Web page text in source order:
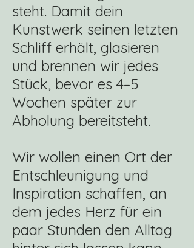
steht. Damit dein
Kunstwerk seinen letzten
Schliff erhält, glasieren
und brennen wir jedes
Stück, bevor es 4–5
Wochen später zur
Abholung bereitsteht.
Wir wollen einen Ort der
Entschleunigung und
Inspiration schaffen, an
dem jedes Herz für ein
paar Stunden den Alltag